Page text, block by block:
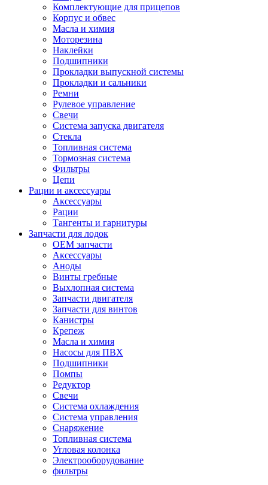
Комплектующие для прицепов
Корпус и обвес
Масла и химия
Моторезина
Наклейки
Подшипники
Прокладки выпускной системы
Прокладки и сальники
Ремни
Рулевое управление
Свечи
Система запуска двигателя
Стекла
Топливная система
Тормозная система
Фильтры
Цепи
Рации и аксессуары
Аксессуары
Рации
Тангенты и гарнитуры
Запчасти для лодок
OEM запчасти
Аксессуары
Аноды
Винты гребные
Выхлопная система
Запчасти двигателя
Запчасти для винтов
Канистры
Крепеж
Масла и химия
Насосы для ПВХ
Подшипники
Помпы
Редуктор
Свечи
Система охлаждения
Система управления
Снаряжение
Топливная система
Угловая колонка
Электрооборудование
фильтры